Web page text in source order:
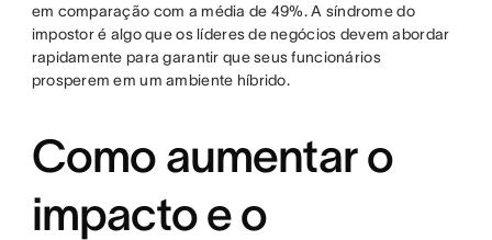
em comparação com a média de 49%. A síndrome do
impostor é algo que os líderes de negócios devem abordar
rapidamente para garantir que seus funcionários
prosperem em um ambiente híbrido.
Como aumentar o
impacto e o